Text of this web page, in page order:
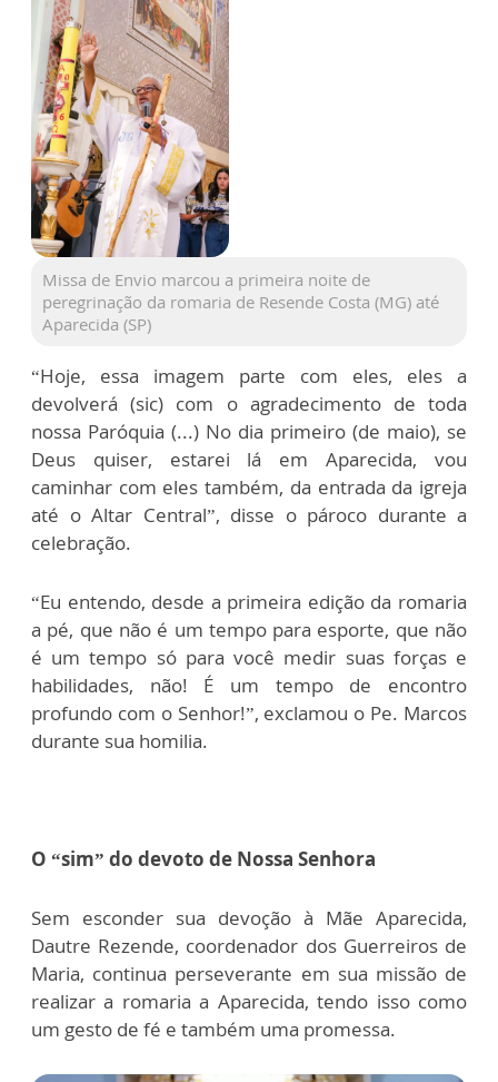
Missa de Envio marcou a primeira noite de
peregrinação da romaria de Resende Costa (MG) até
Aparecida (SP)
“Hoje, essa imagem parte com eles, eles a
devolverá (sic) com o agradecimento de toda
nossa Paróquia (...) No dia primeiro (de maio), se
Deus quiser, estarei lá em Aparecida, vou
caminhar com eles também, da entrada da igreja
até o Altar Central”, disse o pároco durante a
celebração.
“Eu entendo, desde a primeira edição da romaria
a pé, que não é um tempo para esporte, que não
é um tempo só para você medir suas forças e
habilidades, não! É um tempo de encontro
profundo com o Senhor!”, exclamou o Pe. Marcos
durante sua homilia.
O “sim” do devoto de Nossa Senhora
Sem esconder sua devoção à Mãe Aparecida,
Dautre Rezende, coordenador dos Guerreiros de
Maria, continua perseverante em sua missão de
realizar a romaria a Aparecida, tendo isso como
um gesto de fé e também uma promessa.